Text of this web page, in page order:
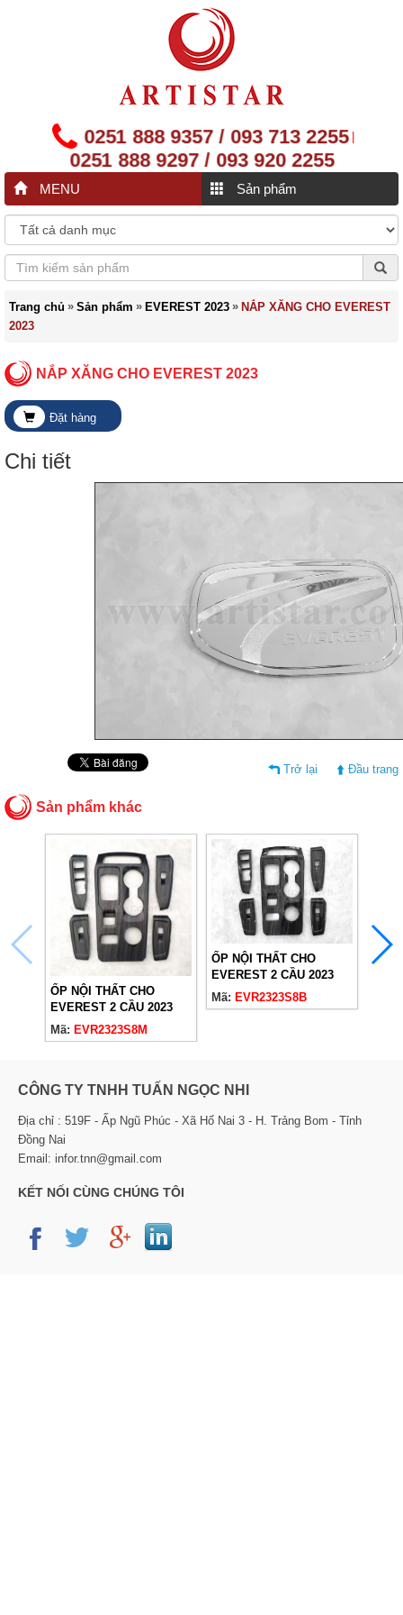
0251 888 9357 / 093 713 2255|
0251 888 9297 / 093 920 2255
MENU Sản phẩm
Trang chủ » Sản phẩm » EVEREST 2023 » NẮP XĂNG CHO EVEREST
2023
NẮP XĂNG CHO EVEREST 2023
Đặt hàng
Chi tiết
Trở lại Đầu trang
Sản phẩm khác
ỐP NỘI THẤT CHO
EVEREST 2 CẦU 2023
VÂN ĐÁ NHÁM
Mã: EVR2323S8M
ỐP NỘI THẤT CHO
EVEREST 2 CẦU 2023
VÂN ĐÁ BÓNG
Mã: EVR2323S8B
CÔNG TY TNHH TUẤN NGỌC NHI
Địa chỉ : 519F - Ấp Ngũ Phúc - Xã Hố Nai 3 - H. Trảng Bom - Tỉnh
Đồng Nai
Email: infor.tnn@gmail.com
KẾT NỐI CÙNG CHÚNG TÔI